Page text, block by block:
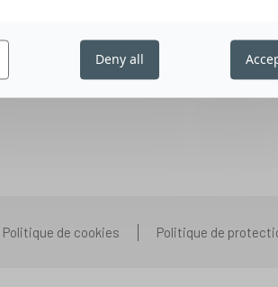
formation
Nous rejoindre
Politique de cookies Politique de
Deny all